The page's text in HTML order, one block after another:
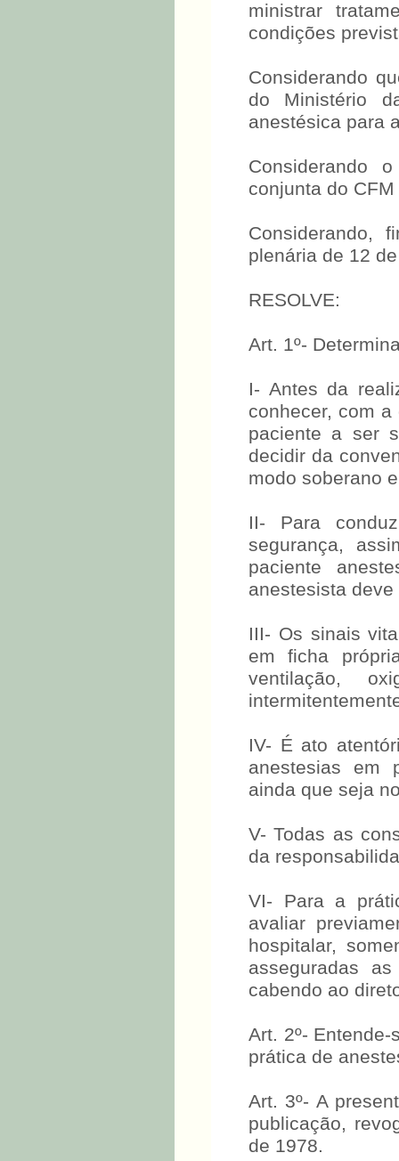
ministrar
condições
Considerando
do Ministério
anestésica para
Considerando
conjunta do
Considerando,
plenária de 12
RESOLVE:
Art. 1º-
I- Antes da
conhecer, com
paciente a ser
decidir da
modo soberano
II- Para
segurança,
paciente
anestesista
III- Os sinais
em ficha
ventilação,
IV- É ato
anestesias em
ainda que seja
V- Todas as
da
VI- Para a
avaliar
hospitalar,
asseguradas
cabendo ao
Art. 2º-
prática de
Art. 3º- A
publicação,
de 1978.